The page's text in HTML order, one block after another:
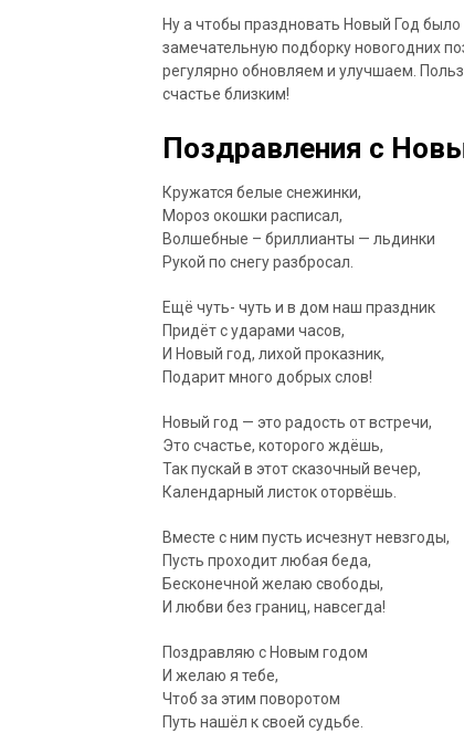
Ну а чтобы праздновать Новый Год
замечательную подборку новогодних
регулярно обновляем и улучшаем.
счастье близким!
Поздравления с
Кружатся белые снежинки,
Мороз окошки расписал,
Волшебные – бриллианты — льдинки
Рукой по снегу разбросал.
Ещё чуть- чуть и в дом наш праздник
Придёт с ударами часов,
И Новый год, лихой проказник,
Подарит много добрых слов!
Новый год — это радость от встречи,
Это счастье, которого ждёшь,
Так пускай в этот сказочный вечер,
Календарный листок оторвёшь.
Вместе с ним пусть исчезнут невзгоды,
Пусть проходит любая беда,
Бесконечной желаю свободы,
И любви без границ, навсегда!
Поздравляю с Новым годом
И желаю я тебе,
Чтоб за этим поворотом
Путь нашёл к своей судьбе.